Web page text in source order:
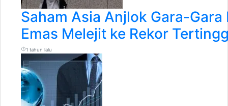
Saham Asia Anjlok Gara-
Emas Melejit ke Rekor
1 tahun lalu